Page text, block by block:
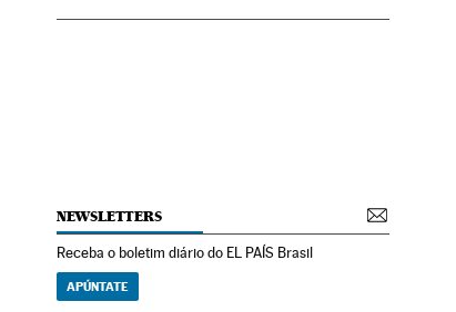
NEWSLETTERS
Receba o boletim diário do EL PAÍS Brasil
APÚNTATE